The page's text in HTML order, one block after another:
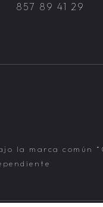
857 89 41 29
la marca común